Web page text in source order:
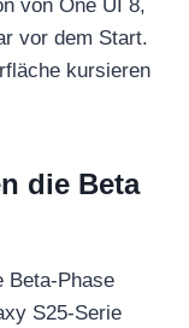
von One UI 8,
vor dem Start.
kursieren
die Beta
Beta-Phase
S25-Serie